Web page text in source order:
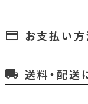
payment お支払い
local_shipping 送料・配送